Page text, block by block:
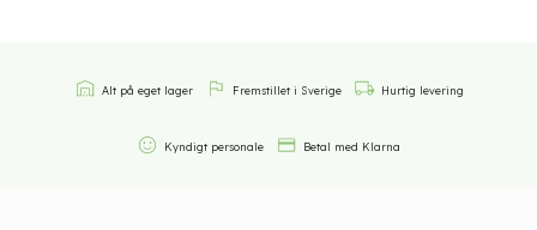
Alt på eget lager Fremstillet i Sverige Hurtig levering
Kyndigt personale Betal med Klarna